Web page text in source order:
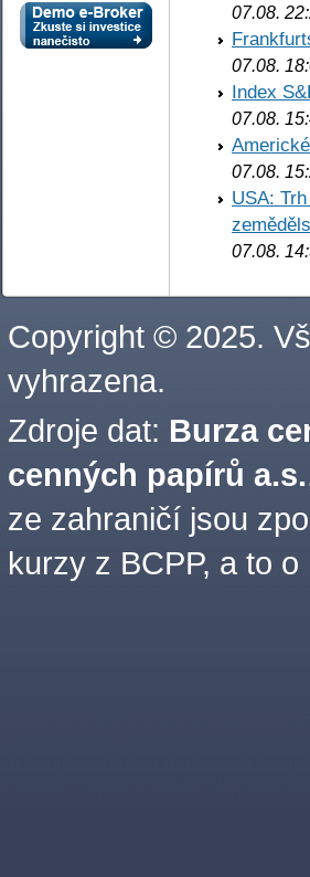
07.08.
07.08.
Index
07.08.
07.08.
USA:
07.08.
Copyright © 2025.
vyhrazena.
Zdroje dat: Burza
cenných papírů a.s.
ze zahraničí jsou
kurzy z BCPP, a to o